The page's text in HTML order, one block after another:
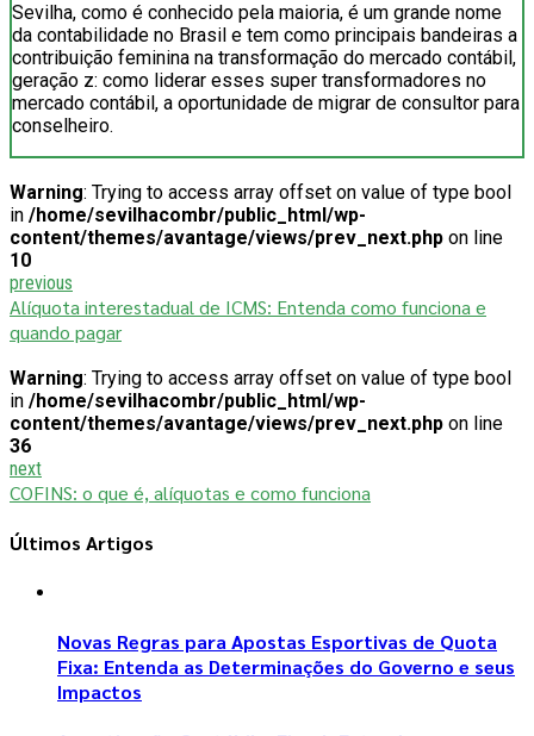
Sevilha, como é conhecido pela maioria, é um grande nome
da contabilidade no Brasil e tem como principais bandeiras a
contribuição feminina na transformação do mercado contábil,
geração z: como liderar esses super transformadores no
mercado contábil, a oportunidade de migrar de consultor para
conselheiro.
Warning: Trying to access array offset on value of type bool
in /home/sevilhacombr/public_html/wp-
content/themes/avantage/views/prev_next.php on line
10
previous
Alíquota interestadual de ICMS: Entenda como funciona e
quando pagar
Warning: Trying to access array offset on value of type bool
in /home/sevilhacombr/public_html/wp-
content/themes/avantage/views/prev_next.php on line
36
next
COFINS: o que é, alíquotas e como funciona
Últimos Artigos
Novas Regras para Apostas Esportivas de Quota
Fixa: Entenda as Determinações do Governo e seus
Impactos